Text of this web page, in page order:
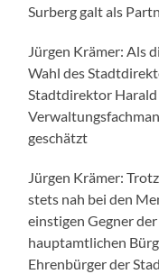
Surberg galt als
Jürgen Krämer: Als
Wahl des
Stadtdirektor
geschätzt
Jürgen Krämer:
stets nah bei den
einstigen Gegner
hauptamtlichen
Ehrenbürger der